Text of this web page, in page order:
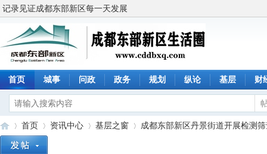
记录见证成都东部新区每一天发展
首页 城事 问政 政务 规划 纵论 基层 财
首页 资讯中心 基层之窗 成都东部新区丹景街道开展检测